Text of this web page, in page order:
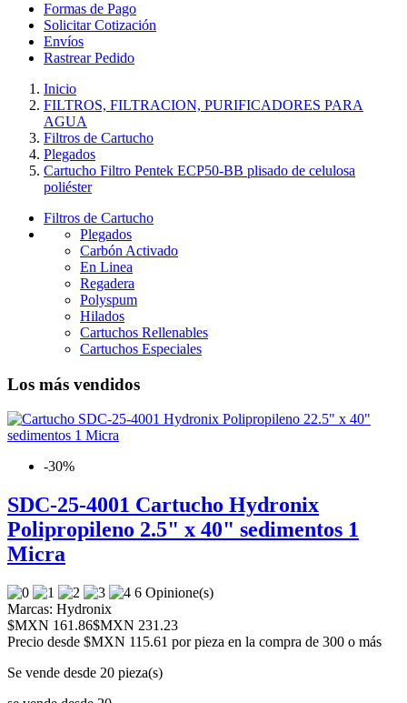
Formas de Pago
Solicitar Cotización
Envíos
Rastrear Pedido
Inicio
FILTROS, FILTRACION, PURIFICADORES PARA
AGUA
Filtros de Cartucho
Plegados
Cartucho Filtro Pentek ECP50-BB plisado de celulosa
poliéster
Filtros de Cartucho
Plegados
Carbón Activado
En Linea
Regadera
Polyspum
Hilados
Cartuchos Rellenables
Cartuchos Especiales
Los más vendidos
-30%
SDC-25-4001 Cartucho Hydronix
Polipropileno 2.5" x 40" sedimentos 1
Micra
6 Opinione(s)
Marcas: Hydronix
$MXN 161.86$MXN 231.23
Precio desde $MXN 115.61 por pieza en la compra de 300 o más
Se vende desde 20 pieza(s)